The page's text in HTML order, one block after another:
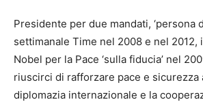
Presidente per due mandati, ‘persona
settimanale Time nel 2008 e nel 2012,
Nobel per la Pace ‘sulla fiducia’ nel
riuscirci di rafforzare pace e sicurezza
diplomazia internazionale e la